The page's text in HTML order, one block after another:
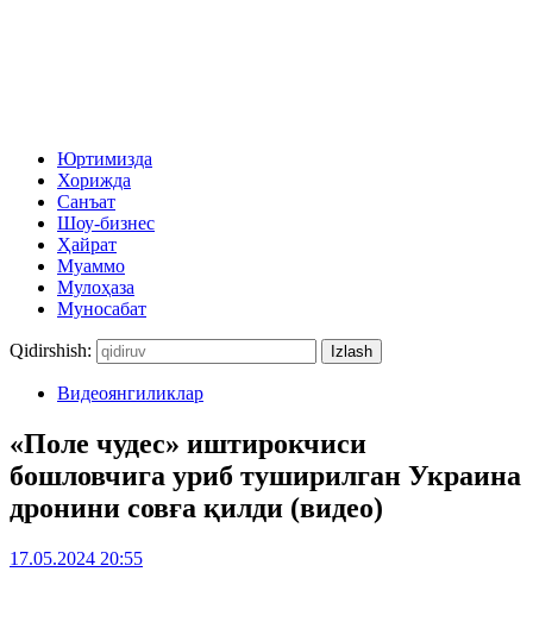
Юртимизда
Хорижда
Санъат
Шоу-бизнес
Ҳайрат
Муаммо
Мулоҳаза
Муносабат
Qidirshish:
Видеоянгиликлар
«Поле чудес» иштирокчиси
бошловчига уриб туширилган Украина
дронини совға қилди (видео)
17.05.2024 20:55